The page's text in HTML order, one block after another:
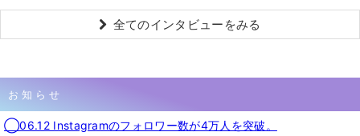
全てのインタビューをみる
お知らせ
◯06.12 Instagramのフォロワー数が4万人を突破。